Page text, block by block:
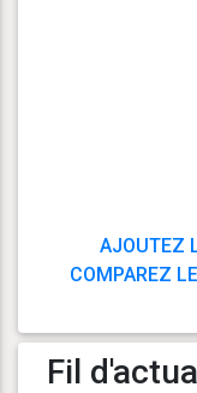
AJOUTEZ
COMPAREZ
Fil